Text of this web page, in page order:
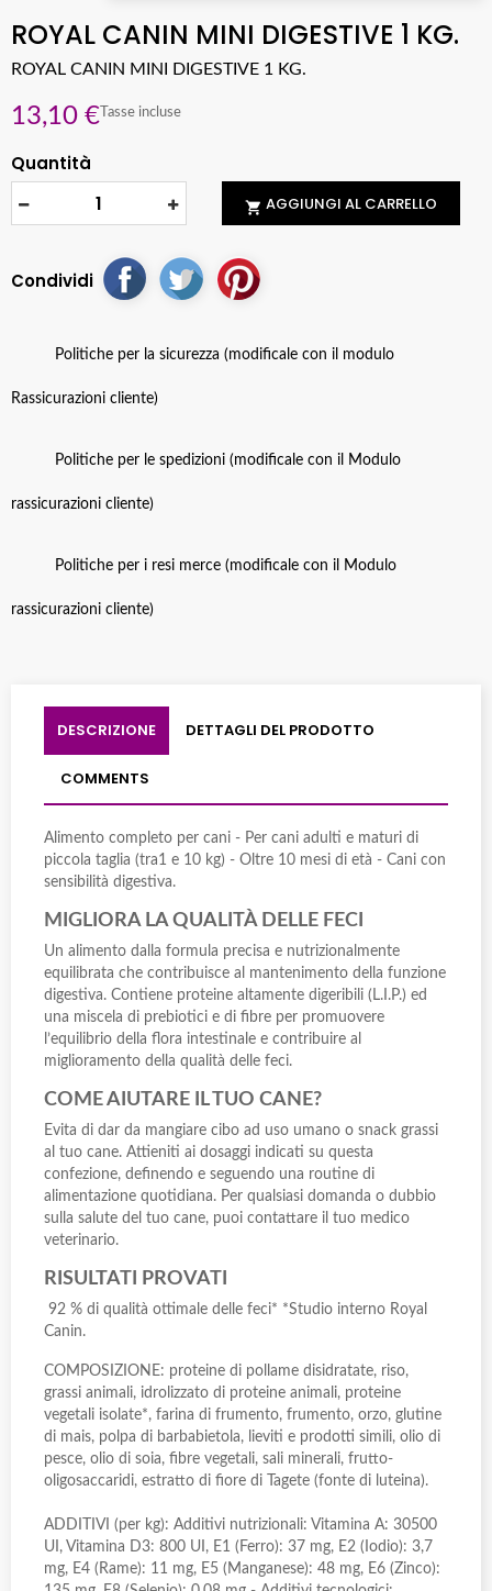
ROYAL CANIN MINI DIGESTIVE 1 KG.
ROYAL CANIN MINI DIGESTIVE 1 KG.
13,10 € Tasse incluse
Quantità
 AGGIUNGI AL CARRELLO
Condividi
Politiche per la sicurezza (modificale con il modulo
Rassicurazioni cliente)
Politiche per le spedizioni (modificale con il Modulo
rassicurazioni cliente)
Politiche per i resi merce (modificale con il Modulo
rassicurazioni cliente)
DESCRIZIONE DETTAGLI DEL PRODOTTO
COMMENTS
Alimento completo per cani - Per cani adulti e maturi di
piccola taglia (tra1 e 10 kg) - Oltre 10 mesi di età - Cani con
sensibilità digestiva.
MIGLIORA LA QUALITÀ DELLE FECI
Un alimento dalla formula precisa e nutrizionalmente
equilibrata che contribuisce al mantenimento della funzione
digestiva. Contiene proteine altamente digeribili (L.I.P.) ed
una miscela di prebiotici e di fibre per promuovere
l’equilibrio della flora intestinale e contribuire al
miglioramento della qualità delle feci.
COME AIUTARE IL TUO CANE?
Evita di dar da mangiare cibo ad uso umano o snack grassi
al tuo cane. Attieniti ai dosaggi indicati su questa
confezione, definendo e seguendo una routine di
alimentazione quotidiana. Per qualsiasi domanda o dubbio
sulla salute del tuo cane, puoi contattare il tuo medico
veterinario.
RISULTATI PROVATI
92 % di qualità ottimale delle feci* *Studio interno Royal
Canin.
COMPOSIZIONE: proteine di pollame disidratate, riso,
grassi animali, idrolizzato di proteine animali, proteine
vegetali isolate*, farina di frumento, frumento, orzo, glutine
di mais, polpa di barbabietola, lieviti e prodotti simili, olio di
pesce, olio di soia, fibre vegetali, sali minerali, frutto-
oligosaccaridi, estratto di fiore di Tagete (fonte di luteina).
ADDITIVI (per kg): Additivi nutrizionali: Vitamina A: 30500
UI, Vitamina D3: 800 UI, E1 (Ferro): 37 mg, E2 (Iodio): 3,7
mg, E4 (Rame): 11 mg, E5 (Manganese): 48 mg, E6 (Zinco):